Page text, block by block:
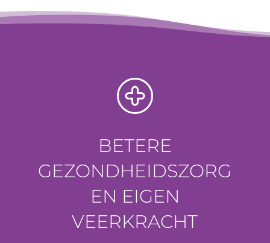
BETERE
GEZONDHEIDSZORG
EN EIGEN
VEERKRACHT